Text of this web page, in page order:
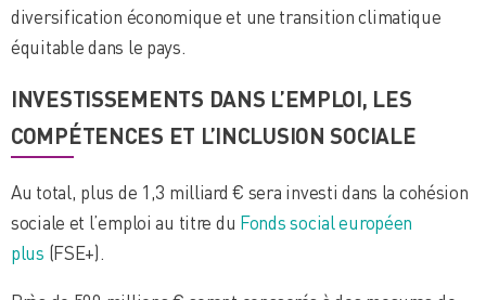
diversification économique et une transition climatique
équitable dans le pays.
INVESTISSEMENTS DANS L’EMPLOI, LES
COMPÉTENCES ET L’INCLUSION SOCIALE
Au total, plus de 1,3 milliard € sera investi dans la cohésion
sociale et l’emploi au titre du Fonds social européen
plus (FSE+).